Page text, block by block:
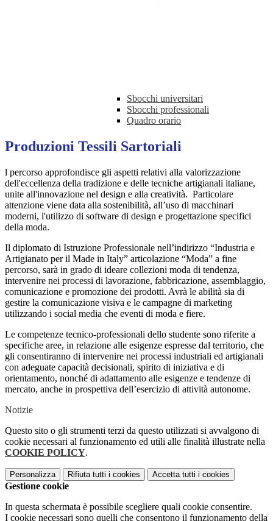
Sbocchi universitari
Sbocchi professionali
Quadro orario
Produzioni Tessili Sartoriali
l percorso approfondisce gli aspetti relativi alla valorizzazione
dell'eccellenza della tradizione e delle tecniche artigianali italiane,
unite all'innovazione nel design e alla creatività. Particolare
attenzione viene data alla sostenibilità, all’uso di macchinari
moderni, l'utilizzo di software di design e progettazione specifici
della moda.
Il diplomato di Istruzione Professionale nell’indirizzo “Industria e
Artigianato per il Made in Italy” articolazione “Moda” a fine
percorso, sarà in grado di ideare collezioni moda di tendenza,
intervenire nei processi di lavorazione, fabbricazione, assemblaggio,
comunicazione e promozione dei prodotti. Avrà le abilità sia di
gestire la comunicazione visiva e le campagne di marketing
utilizzando i social media che eventi di moda e fiere.
Le competenze tecnico-professionali dello studente sono riferite a
specifiche aree, in relazione alle esigenze espresse dal territorio, che
gli consentiranno di intervenire nei processi industriali ed artigianali
con adeguate capacità decisionali, spirito di iniziativa e di
orientamento, nonché di adattamento alle esigenze e tendenze di
mercato, anche in prospettiva dell’esercizio di attività autonome.
Notizie
Questo sito o gli strumenti terzi da questo utilizzati si avvalgono di
cookie necessari al funzionamento ed utili alle finalità illustrate nella
COOKIE POLICY.
Personalizza Rifiuta tutti i cookies Accetta tutti i cookies
Gestione cookie
In questa schermata è possibile scegliere quali cookie consentire.
I cookie necessari sono quelli che consentono il funzionamento della